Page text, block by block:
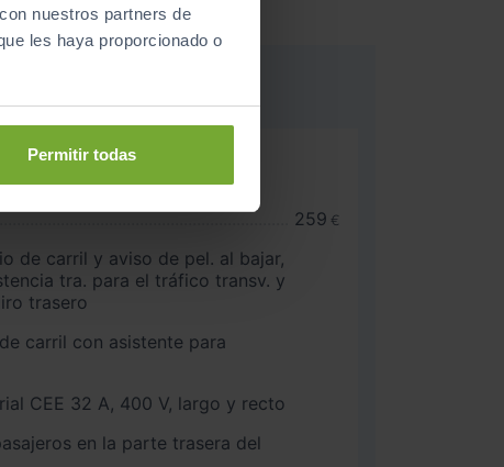
nuestros partners de
les haya proporcionado o
Permitir todas
deportivo S
259 €
de carril y aviso de pel. al bajar,
para el tráfico transv. y
trasero
carril con asistente para
CEE 32 A, 400 V, largo y recto
en la parte trasera del